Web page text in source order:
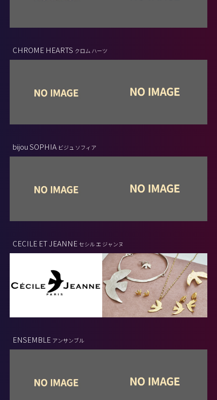
CHROME HEARTS クロム ハーツ
bijou SOPHIA ビジュ ソフィア
CECILE ET JEANNE セシル エ ジャンヌ
ENSEMBLE アンサンブル